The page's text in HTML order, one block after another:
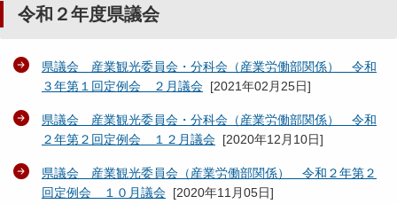
令和２年度県議会
県議会 産業観光委員会・分科会（産業労働部関係） 令和
３年第１回定例会 ２月議会 [2021年02月25日]
県議会 産業観光委員会・分科会（産業労働部関係） 令和
２年第２回定例会 １２月議会 [2020年12月10日]
県議会 産業観光委員会（産業労働部関係） 令和２年第２
回定例会 １０月議会 [2020年11月05日]